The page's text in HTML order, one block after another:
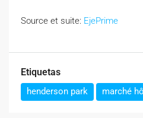
Source et suite: EjePrime
Etiquetas
henderson park marché